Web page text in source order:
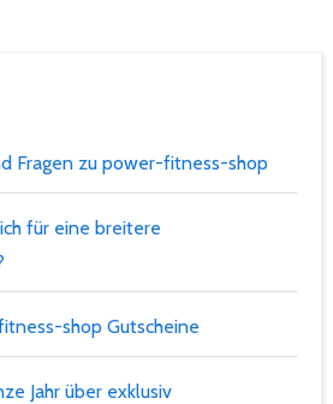
Fragen zu power-fitness-shop
für eine breitere
shop Gutscheine
Jahr über exklusiv